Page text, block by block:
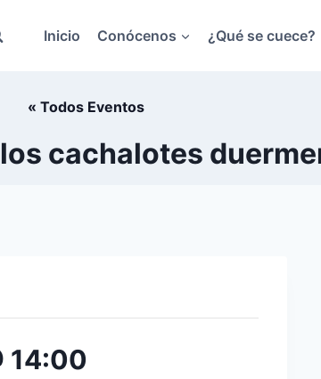
Inicio Conócenos ¿Qué se cuece?
« Todos Eventos
cachalotes
14:00